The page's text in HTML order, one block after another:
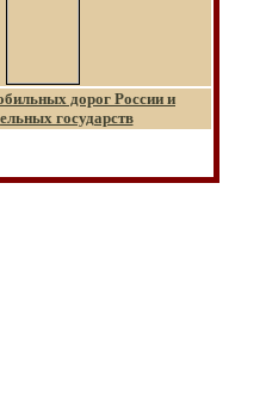
дорог России и
государств